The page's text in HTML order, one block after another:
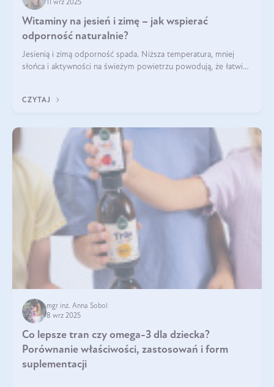
11 wrz 2025
Witaminy na jesień i zimę – jak wspierać
odporność naturalnie?
Jesienią i zimą odporność spada. Niższa temperatura, mniej
słońca i aktywności na świeżym powietrzu powodują, że łatwiej
suplementować jesienią i zimą?
CZYTAJ
mgr inż. Anna Sobol
8 wrz 2025
Co lepsze tran czy omega-3 dla dziecka?
Porównanie właściwości, zastosowań i form
suplementacji